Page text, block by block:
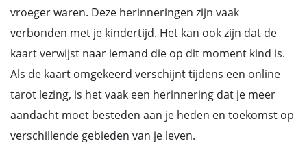
vroeger waren. Deze herinneringen zijn vaak
verbonden met je kindertijd. Het kan ook zijn dat de
kaart verwijst naar iemand die op dit moment kind is.
Als de kaart omgekeerd verschijnt tijdens een online
tarot lezing, is het vaak een herinnering dat je meer
aandacht moet besteden aan je heden en toekomst op
verschillende gebieden van je leven.